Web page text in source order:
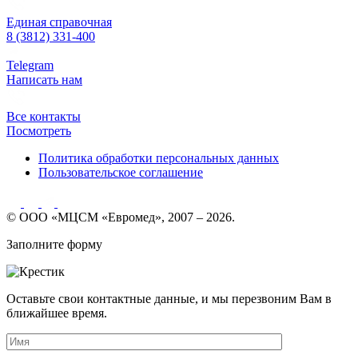
Единая справочная
8 (3812) 331-400
Telegram
Написать нам
Все контакты
Посмотреть
Политика обработки персональных данных
Пользовательское соглашение
© ООО «МЦСМ «Евромед», 2007 – 2026.
Заполните форму
Оставьте свои контактные данные, и мы перезвоним Вам в
ближайшее время.